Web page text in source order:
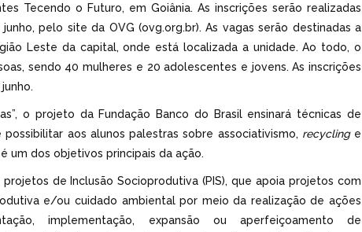
Tecendo o Futuro, em Goiânia. As inscrições serão realizadas
pelo site da OVG (ovg.org.br). As vagas serão destinadas a
Leste da capital, onde está localizada a unidade. Ao todo, o
sendo 40 mulheres e 20 adolescentes e jovens. As inscrições
o projeto da Fundação Banco do Brasil ensinará técnicas de
aos alunos palestras sobre associativismo, recyclinge
um dos objetivos principais da ação.
de Inclusão Socioprodutiva (PIS), que apoia projetos com
e/ou cuidado ambiental por meio da realização de ações
implementação, expansão ou aperfeiçoamento de